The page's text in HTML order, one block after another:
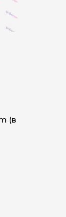
(в